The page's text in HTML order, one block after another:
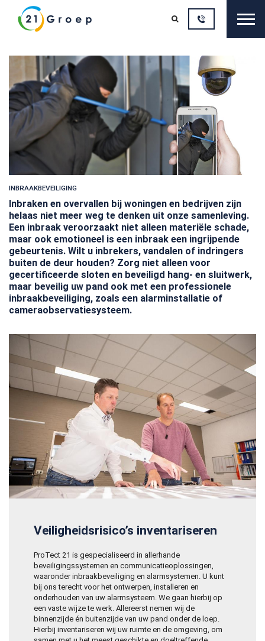
 Sluit
INBRAAKBEVEILIGING
Inbraken en overvallen bij woningen en bedrijven zijn
helaas niet meer weg te denken uit onze samenleving.
Een inbraak veroorzaakt niet alleen materiële schade,
maar ook emotioneel is een inbraak een ingrijpende
gebeurtenis. Wilt u inbrekers, vandalen of indringers
buiten de deur houden? Zorg niet alleen voor
gecertificeerde sloten en beveiligd hang- en sluitwerk,
maar beveilig uw pand ook met een professionele
inbraakbeveiliging, zoals een alarminstallatie of
cameraobservatiesysteem.
Veiligheidsrisico’s inventariseren
ProTect 21 is gespecialiseerd in allerhande
beveiligingssystemen en communicatieoplossingen,
waaronder inbraakbeveiliging en alarmsystemen. U kunt
bij ons terecht voor het ontwerpen, installeren en
onderhouden van uw alarmsysteem. We gaan hierbij op
een vaste wijze te werk. Allereerst nemen wij de
binnenzijde én buitenzijde van uw pand onder de loep.
Hierbij inventariseren wij uw ruimte en de omgeving, om